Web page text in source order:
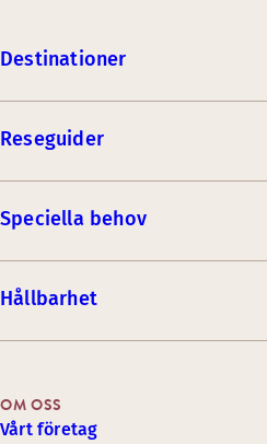
Destinationer
Reseguider
Speciella behov
Hållbarhet
OM OSS
Vårt företag